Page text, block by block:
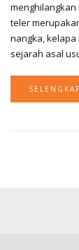
menghilangkan
teler
nangka,
sejarah asal